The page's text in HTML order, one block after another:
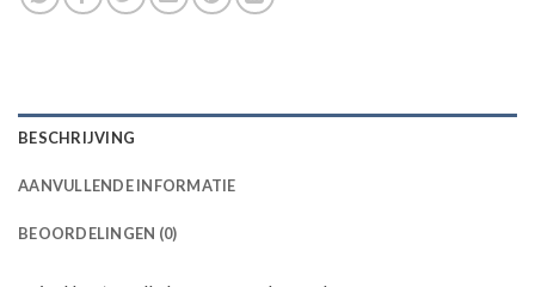
BESCHRIJVING
AANVULLENDE INFORMATIE
BEOORDELINGEN (0)